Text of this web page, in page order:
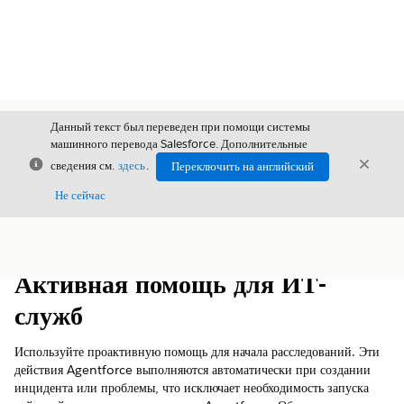
Закрыть
Данный текст был переведен при помощи системы
машинного перевода Salesforce. Дополнительные
сведения см. здесь.
Переключить на английский
Не сейчас
Активная помощь для ИТ-
служб
Используйте проактивную помощь для начала расследований. Эти
действия Agentforce выполняются автоматически при создании
инцидента или проблемы, что исключает необходимость запуска